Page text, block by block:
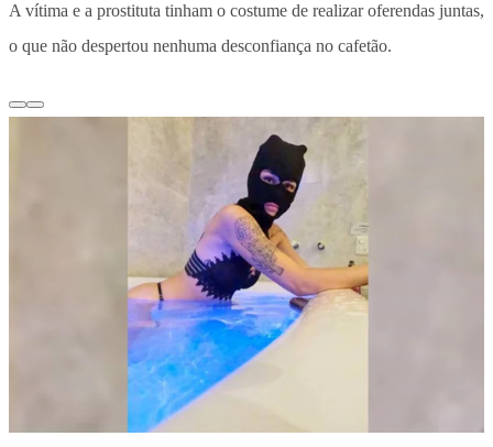
A vítima e a prostituta tinham o costume de realizar oferendas juntas,
o que não despertou nenhuma desconfiança no cafetão.